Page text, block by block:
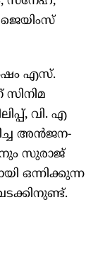
എസ്.
സിനിമ
വി. എ
അൻജന-
സുരാജ്
ഒന്നിക്കുന്ന